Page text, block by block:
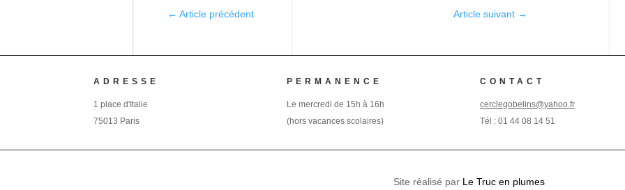
←Article précédent Article suivant→
ADRESSE
1 place d'Italie
75013 Paris
PERMANENCE
Le mercredi de 15h à 16h
(hors vacances scolaires)
CONTACT
cerclegobelins@yahoo.fr
Tél :01 44 08 14 51
Site réalisé par Le Truc en plumes